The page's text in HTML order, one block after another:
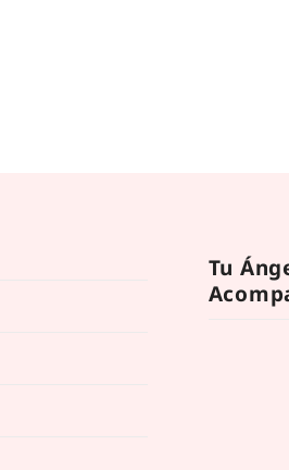
Tu